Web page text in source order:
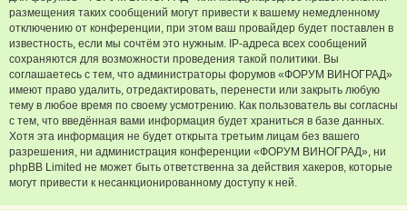
размещения таких сообщений могут привести к вашему немедленному
отключению от конференции, при этом ваш провайдер будет поставлен в
известность, если мы сочтём это нужным. IP-адреса всех сообщений
сохраняются для возможности проведения такой политики. Вы
соглашаетесь с тем, что администраторы форумов «ФОРУМ ВИНОГРАД»
имеют право удалить, отредактировать, перенести или закрыть любую
тему в любое время по своему усмотрению. Как пользователь вы согласны
с тем, что введённая вами информация будет храниться в базе данных.
Хотя эта информация не будет открыта третьим лицам без вашего
разрешения, ни администрация конференции «ФОРУМ ВИНОГРАД», ни
phpBB Limited не может быть ответственна за действия хакеров, которые
могут привести к несанкционированному доступу к ней.